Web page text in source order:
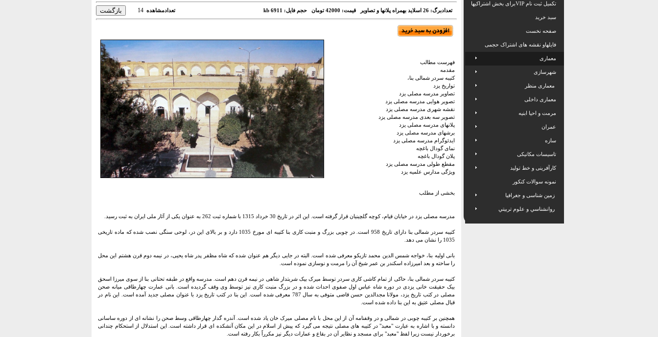
تعدادبرگ: 26 اسلاید بهمراه پلانها و تصاویر قیمت: 42000 تومان حجم فایل: 6911 kb تعدادمشاهده 14
فهرست مطالب
مقدمه
کتیبه سردر شمالی بنا،
تواریخ یزد
تصاویر مدرسه مصلی یزد
تصویر هوایی مدرسه مصلی یزد
نقشه شهری مدرسه مصلی یزد
تصویر سه بعدی مدرسه مصلی یزد
پلانهای مدرسه مصلی یزد
برشهای مدرسه مصلی یزد
ایدئوگرام مدرسه مصلی یزد
نمای گودال باغچه
پلان گودال باغچه
مقطع طولی مدرسه مصلی یزد
ویژگی مدارس علمیه یزد
بخشی از مطلب
مدرسه مصلی یزد در خیابان قیام، کوچه گلچینیان قرار گرفته است. این اثر در تاریخ 30 خرداد 1315 با شماره ثبت 262 به عنوان یکی از آثار ملی ایران به ثبت رسید.
کتیبه سردر شمالی بنا دارای تاریخ 958 است. در چوبی بزرگ و منبت کاری بنا کتیبه ای مورخ 1035 دارد و بر بالای این در، لوحی سنگی نصب شده که ماده تاریخی
1035 را نشان می دهد.
بانی اولیه بنا، خواجه شمس الدین محمد تازیکو معرفی شده است. البته در جایی دیگر هم عنوان شده که شاه مظفر پدر شاه یحیی، در نیمه دوم قرن هشتم این محل
را ساخته و بعد امیرزاده اسکندر بن عمر شیخ آن را مرمت و نوسازی نموده است.
کتیبه سردر شمالی بنا، حاکی از تمام کاشی کاری سردر توسط میرک بیک شربتدار شاهی در نیمه قرن دهم است. مدرسه واقع در طبقه تحتانی بنا از سوی میرزا اسحق
بیک حقیقت خانی یزدی در دوره شاه عباس اول صفوی احداث شده و در بزرگ منبت کاری نیز توسط وی وقف گردیده است. بانی عمارت چهارطاقی میانه صحن
مصلی در کتب تاریخ یزد، مولانا مجدالدین حسن قاضی متوفی به سال 787 معرفی شده است. این بنا در کتب تاریخ یزد با عنوان مصلی جدید آمده است. این نام در
قبال مصلی عتیق به این بنا داده شده است.
همچنین بر کتیبه چوبی در شمالی و در وقفنامه آن از این محل با نام مصلی میرک خان یاد شده است. آندره گدار چهارطاقی وسط صحن را نشانه ای از دوره ساسانی
دانسته و با اشاره به عبارت "معبد" در کتیبه های مصلی نتیجه می گیرد که پیش از اسلام در این مکان آتشکده ای قرار داشته است. این استدلال از استحکام چندانی
برخوردار نیست زیرا لفظ "معبد" برای مسجد و نظایر آن در بقاع و عمارات دیگر نیز مکرراً بکار رفته است.
تکمیل ثبت نام VIPبرای بخش اشتراکیها
سبد خرید
صفحه نخست
فایلهاو نقشه های اشتراک حجمی
معماری
شهرسازی
معماری منظر
معماری داخلی
مرمت و احیا ابنیه
عمران
سازه
تاسیسات مکانیکی
کارآفرینی و خط تولید
نمونه سوالات کنکور
زمین شناسی و جغرافیا
روانشناسي و علوم تربيتي